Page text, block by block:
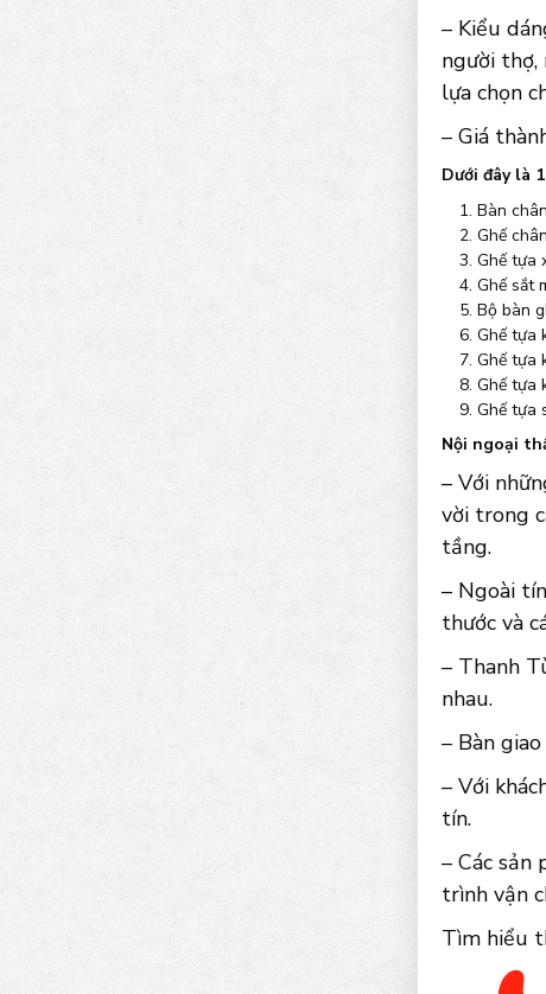
– Kiểu
người thợ,
lựa chọn
– Giá
Dưới đây là
Bàn
Ghế
Ghế tựa
Ghế sắt
Bộ bàn
Ghế tựa
Ghế tựa
Ghế tựa
Ghế tựa
Nội ngoại
– Với
vời trong
tầng.
– Ngoài
thước và
– Thanh
nhau.
– Bàn
– Với
tín.
– Các sản
trình vận
Tìm hiểu